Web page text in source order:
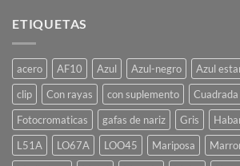
ETIQUETAS
acero AF10 Azul Azul-negro Azul
clip
Con rayas con suplemento Cuadrada
Fotocromaticas
gafas de nariz Gris
L51A
LO67A LOO45 Mariposa